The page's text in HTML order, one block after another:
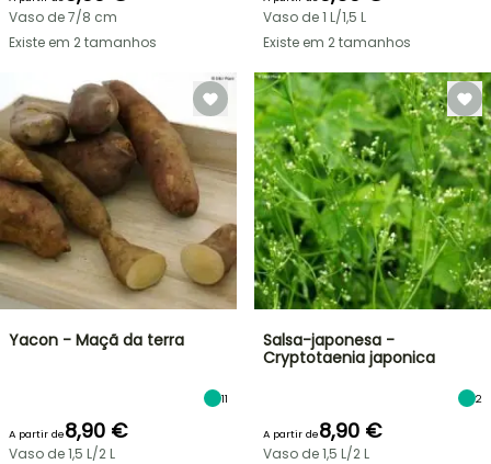
Vaso de 7/8 cm
Existe em 2 tamanhos
Vaso de 1 L/1,5 L
Existe em 2 tamanhos
Yacon - Maçã da terra
11
A partir de8,90 €
Vaso de 1,5 L/2 L
Salsa-japonesa -
Cryptotaenia japonica
2
A partir de8,90 €
Vaso de 1,5 L/2 L